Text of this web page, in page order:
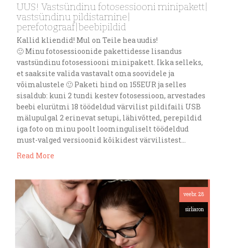
UUS! Vastsündinu fotosessiooni minipakett|
vastsündinu pildistamine|
perefotograaf|beebipildid
Kallid kliendid! Mul on Teile hea uudis!
🙂 Minu fotosessioonide pakettidesse lisandus
vastsündinu fotosessiooni minipakett. Ikka selleks,
et saaksite valida vastavalt oma soovidele ja
võimalustele 🙂 Paketi hind on 155EUR ja selles
sisaldub: kuni 2 tundi kestev fotosessioon, arvestades
beebi elurütmi 18 töödeldud värvilist pildifaili USB
mälupulgal 2 erinevat setupi, lähivõtted, perepildid
iga foto on minu poolt loominguliselt töödeldud
must-valged versioonid kõikidest värvilistest…
Read More
veebr. 28
sirliaron